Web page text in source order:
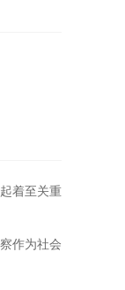
着至关重
作为社会